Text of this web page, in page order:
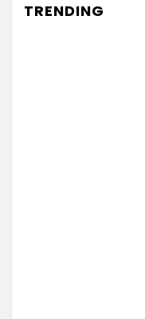
TRENDING